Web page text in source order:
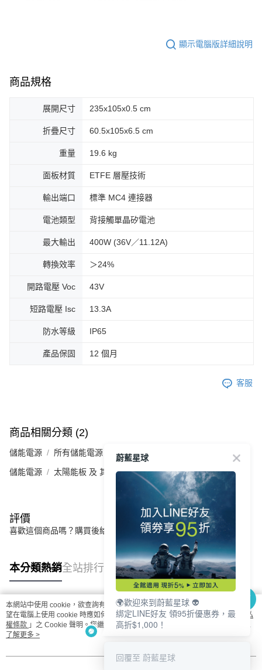
顯示電腦版詳細說明
商品規格
展開尺寸 235x105x0.5 cm
折疊尺寸 60.5x105x6.5 cm
重量 19.6 kg
面板材質 ETFE 層壓技術
輸出端口 標準 MC4 連接器
電池類型 背接觸單晶矽電池
最大輸出 400W (36V／11.12A)
轉換效率 ＞24%
開路電壓 Voc 43V
短路電壓 Isc 13.3A
防水等級 IP65
產品保固 12 個月
客服
商品相關分類 (2)
儲能電源 所有儲能電源
儲能電源 太陽能板 及 其他配件
評價
喜歡這個商品嗎？購買後給他一個好評吧
本分類熱銷全站排行
熱門標籤
本網站中使用 cookie，欲查詢有關本網站使用 cookie 方式之詳情，及若您不希
望在電腦上使用 cookie 時應如何變更電腦的 cookie 設定，請參閱本網站「
隱私
權條款 」之 Cookie 聲明。您繼續使用本網站即表示您同意本公司得按本網站使
用條款之 Cookie 聲明使用 cookie。
了解更多 >
蔚藍星球
🌍歡迎來到蔚藍星球 👽
綁定LINE好友 領95折優惠券，最
高折$1,000！
回覆至 蔚藍星球